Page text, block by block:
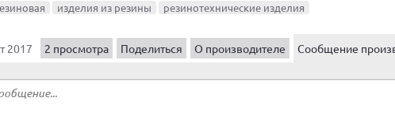
изделия из резины резинотехнические изделия
2017 2 просмотра Поделиться О производителе Сообщение